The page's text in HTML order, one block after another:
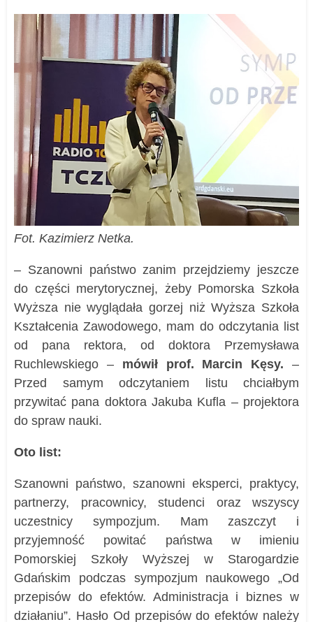
Fot. Kazimierz Netka.
– Szanowni państwo zanim przejdziemy jeszcze
do części merytorycznej, żeby Pomorska Szkoła
Wyższa nie wyglądała gorzej niż Wyższa Szkoła
Kształcenia Zawodowego, mam do odczytania list
od pana rektora, od doktora Przemysława
Ruchlewskiego – mówił prof. Marcin Kęsy. –
Przed samym odczytaniem listu chciałbym
przywitać pana doktora Jakuba Kufla – projektora
do spraw nauki.
Oto list:
Szanowni państwo, szanowni eksperci, praktycy,
partnerzy, pracownicy, studenci oraz wszyscy
uczestnicy sympozjum. Mam zaszczyt i
przyjemność powitać państwa w imieniu
Pomorskiej Szkoły Wyższej w Starogardzie
Gdańskim podczas sympozjum naukowego „Od
przepisów do efektów. Administracja i biznes w
działaniu”. Hasło Od przepisów do efektów należy